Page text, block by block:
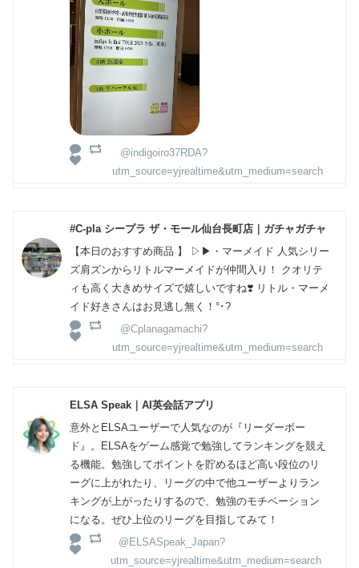
@indigoiro37RDA?
utm_source=yjrealtime&utm_medium=search
#C-pla シープラ ザ・モール仙台長町店｜ガチャガチャ
【本日のおすすめ商品 】 ▷▶︎・マーメイド 人気シリー
ズ肩ズンからリトルマーメイドが仲間入り！ クオリテ
ィも高く大きめサイズで嬉しいですね❣️ リトル・マーメ
イド好きさんはお見逃し無く！°･?
@Cplanagamachi?
utm_source=yjrealtime&utm_medium=search
ELSA Speak｜AI英会話アプリ
意外とELSAユーザーで人気なのが『リーダーボー
ド』。ELSAをゲーム感覚で勉強してランキングを競え
る機能。勉強してポイントを貯めるほど高い段位のリ
ーグに上がれたり、リーグの中で他ユーザーよりラン
キングが上がったりするので、勉強のモチベーション
になる。ぜひ上位のリーグを目指してみて！
@ELSASpeak_Japan?
utm_source=yjrealtime&utm_medium=search